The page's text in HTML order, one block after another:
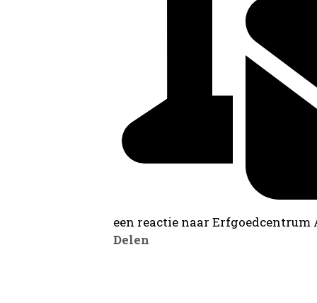
een reactie naar
Delen